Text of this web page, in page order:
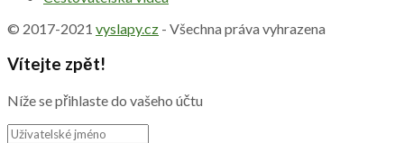
© 2017-2021 vyslapy.cz - Všechna práva vyhrazena
Vítejte zpět!
Níže se přihlaste do vašeho účtu